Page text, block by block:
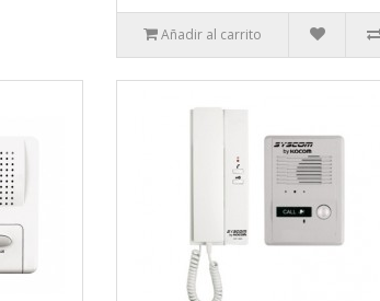
Añadir al carrito